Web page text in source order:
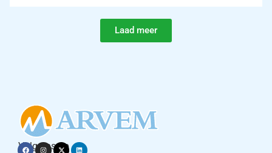
Laad meer
Volg ons op